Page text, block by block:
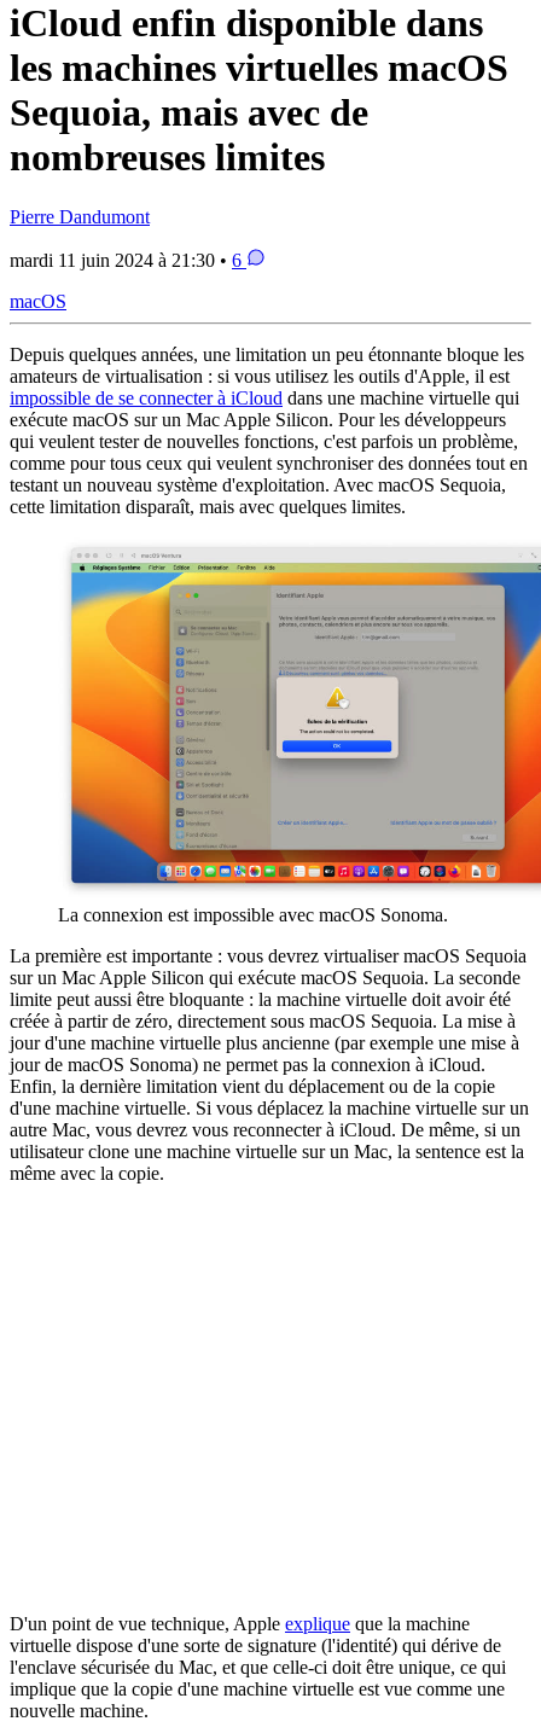
iCloud enfin disponible dans
les machines virtuelles macOS
Sequoia, mais avec de
nombreuses limites
Pierre Dandumont
mardi 11 juin 2024 à 21:30 • 6
macOS
Depuis quelques années, une limitation un peu étonnante bloque les
amateurs de virtualisation : si vous utilisez les outils d'Apple, il est
impossible de se connecter à iCloud dans une machine virtuelle qui
exécute macOS sur un Mac Apple Silicon. Pour les développeurs
qui veulent tester de nouvelles fonctions, c'est parfois un problème,
comme pour tous ceux qui veulent synchroniser des données tout en
testant un nouveau système d'exploitation. Avec macOS Sequoia,
cette limitation disparaît, mais avec quelques limites.
La connexion est impossible avec macOS Sonoma.
La première est importante : vous devrez virtualiser macOS Sequoia
sur un Mac Apple Silicon qui exécute macOS Sequoia. La seconde
limite peut aussi être bloquante : la machine virtuelle doit avoir été
créée à partir de zéro, directement sous macOS Sequoia. La mise à
jour d'une machine virtuelle plus ancienne (par exemple une mise à
jour de macOS Sonoma) ne permet pas la connexion à iCloud.
Enfin, la dernière limitation vient du déplacement ou de la copie
d'une machine virtuelle. Si vous déplacez la machine virtuelle sur un
autre Mac, vous devrez vous reconnecter à iCloud. De même, si un
utilisateur clone une machine virtuelle sur un Mac, la sentence est la
même avec la copie.
D'un point de vue technique, Apple explique que la machine
virtuelle dispose d'une sorte de signature (l'identité) qui dérive de
l'enclave sécurisée du Mac, et que celle-ci doit être unique, ce qui
implique que la copie d'une machine virtuelle est vue comme une
nouvelle machine.